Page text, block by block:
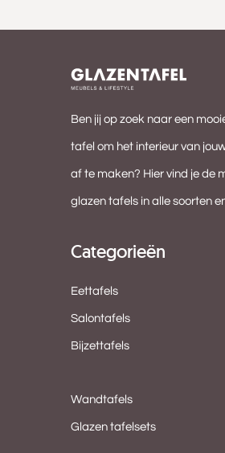
Ben jij op zoek naar een
tafel om het interieur van
af te maken? Hier vind je de
glazen tafels in alle soorten
Categorieën
Eettafels
Salontafels
Bijzettafels
Wandtafels
Glazen tafelsets